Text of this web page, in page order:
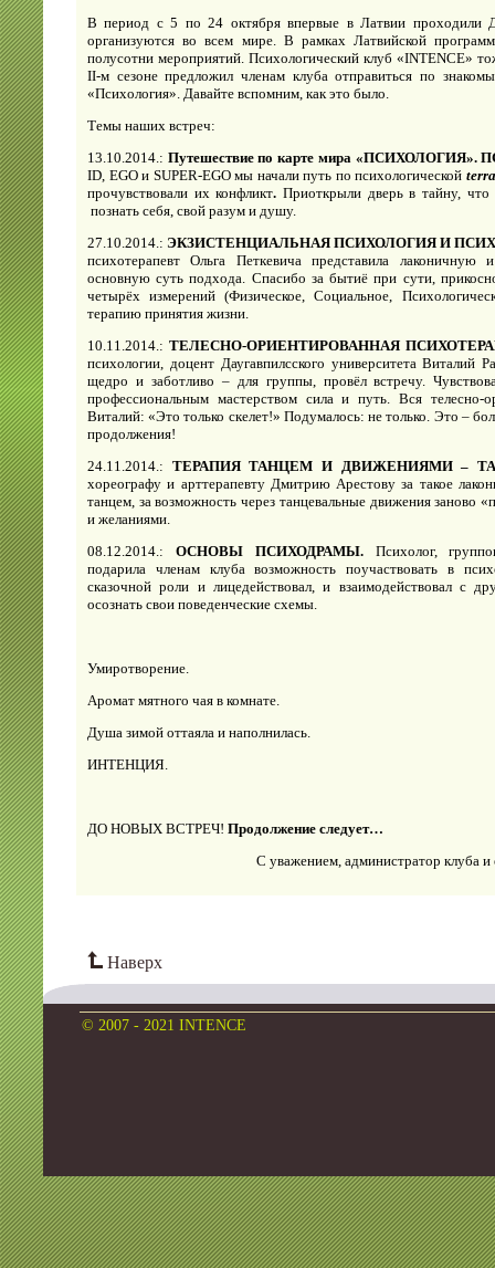
В период с 5 по 24 октября впервые в Латвии проходили
организуются во всем мире. В рамках Латвийской
полусотни мероприятий. Психологический клуб «INTENCE»
II-м сезоне предложил членам клуба отправиться по
«Психология». Давайте вспомним, как это было.
Темы наших встреч:
13.10.2014.: Путешествие по карте мира «ПСИХОЛОГИЯ».
ID, EGO и SUPER-EGO мы начали путь по психологической
прочувствовали их конфликт. Приоткрыли дверь в тайну, что
познать себя, свой разум и душу.
27.10.2014.: ЭКЗИСТЕНЦИАЛЬНАЯ ПСИХОЛОГИЯ И
психотерапевт Ольга Петкевича представила
основную суть подхода. Спасибо за бытиё при сути,
четырёх измерений (Физическое, Социальное,
терапию принятия жизни.
10.11.2014.: ТЕЛЕСНО-ОРИЕНТИРОВАННАЯ
психологии, доцент Даугавпилсского университета
щедро и заботливо – для группы, провёл встречу.
профессиональным мастерством сила и путь. Вся телесно-
Виталий: «Это только скелет!» Подумалось: не только. Это –
продолжения!
24.11.2014.: ТЕРАПИЯТАНЦЕМ И ДВИЖЕНИЯМИ – Т
хореографу и арттерапевту Дмитрию Арестову за такое
танцем, за возможность через танцевальные движения заново
и желаниями.
08.12.2014.: ОСНОВЫ ПСИХОДРАМЫ.Психолог,
подарила членам клуба возможность поучаствовать в
сказочной роли и лицедействовал, и взаимодействовал с
осознать свои поведенческие схемы.
Умиротворение.
Аромат мятного чая в комнате.
Душа зимой оттаяла и наполнилась.
ИНТЕНЦИЯ.
ДО НОВЫХ ВСТРЕЧ! Продолжение следует…
С уважением, администратор клуба
Наверх
© 2007 - 2021 INTENCE